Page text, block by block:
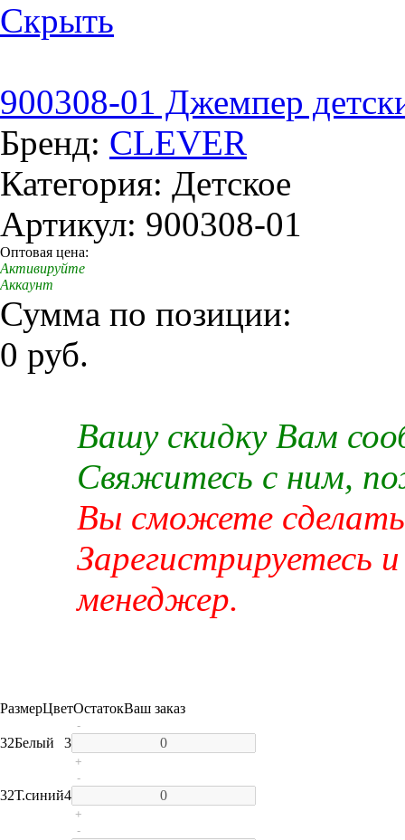
Скрыть
900308-01 Джемпер
Бренд: CLEVER
Категория: Детское
Артикул: 900308-01
Оптовая цена:
Активируйте
Аккаунт
Сумма по позиции:
0 руб.
Вашу скидку Вам
Свяжитесь с ним,
Вы сможете сделать
Зарегистрируетесь
менеджер.
РазмерЦветОстатокВаш заказ
32Белый 3
-
+
32Т.синий4
-
+
-